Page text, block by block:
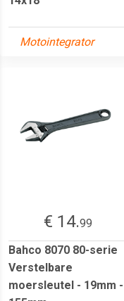
Motointegrator
€ 14.99
Bahco 8070 80-serie
Verstelbare
moersleutel - 19mm -